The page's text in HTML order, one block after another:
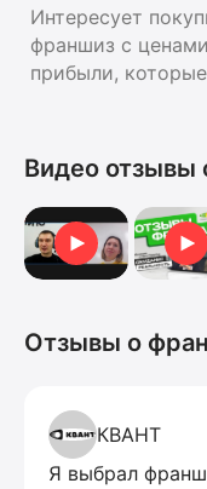
Интересует
франшиз с
прибыли,
Видео отзывы
Видеоотзыв от
Отзывы о
КВАНТ
Я выбрал